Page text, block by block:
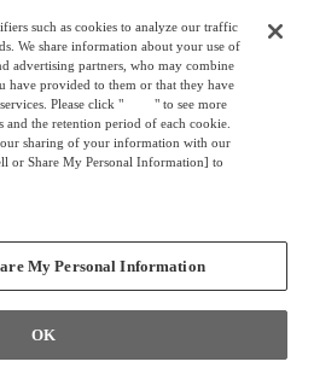
ート
員企業）
such as cookies to analyze our traffic
We share information about your use of
advertising partners, who may combine
provided to them or that they have
Please click "
here" to see more
and the retention period of each cookie.
sharing of your information with our
or Share My Personal Information] to
My Personal Information
OK